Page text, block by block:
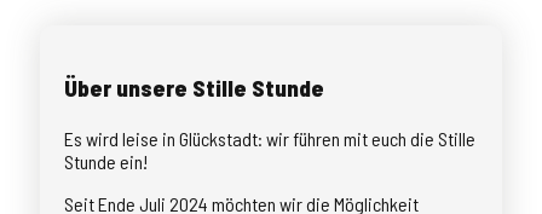
Über unsere Stille Stunde
Es wird leise in Glückstadt: wir führen mit euch die Stille
Stunde ein!
Seit Ende Juli 2024 möchten wir die Möglichkeit